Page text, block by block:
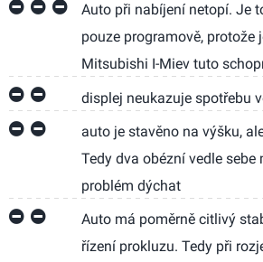
Auto při nabíjení netopí. Je
pouze programově, protože
Mitsubishi I-Miev tuto
displej neukazuje spotřebu
auto je stavěno na výšku,
Tedy dva obézní vedle sebe
problém dýchat
Auto má poměrně citlivý
řízení prokluzu. Tedy při